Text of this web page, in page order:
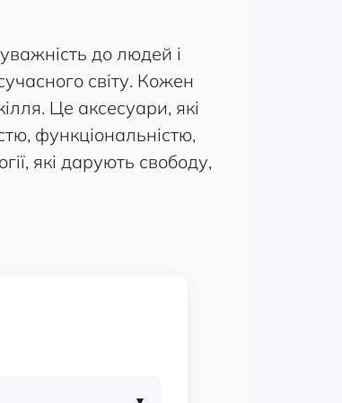
до людей і
світу. Кожен
Це аксесуари, які
функціональністю,
які дарують свободу,